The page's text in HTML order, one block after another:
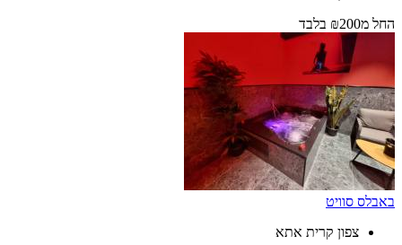
החל מ₪200 בלבד
באבלס סוויט
צפון קרית אתא